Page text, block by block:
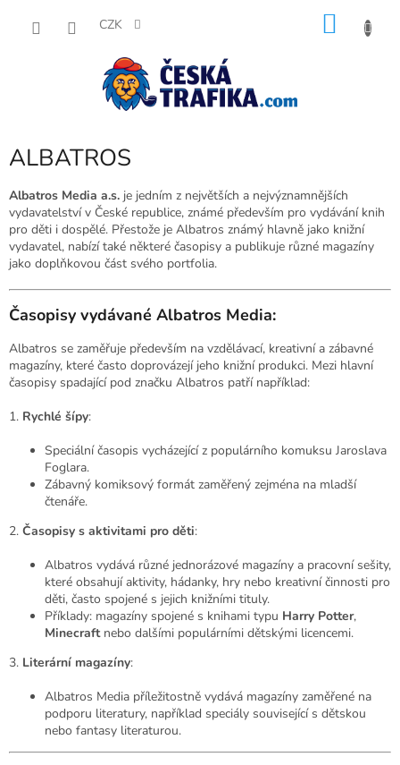
CZK
ALBATROS
Albatros Media a.s. je jedním z největších a nejvýznamnějších
vydavatelství v České republice, známé především pro vydávání knih
pro děti i dospělé. Přestože je Albatros známý hlavně jako knižní
vydavatel, nabízí také některé časopisy a publikuje různé magazíny
jako doplňkovou část svého portfolia.
Časopisy vydávané Albatros Media:
Albatros se zaměřuje především na vzdělávací, kreativní a zábavné
magazíny, které často doprovázejí jeho knižní produkci. Mezi hlavní
časopisy spadající pod značku Albatros patří například:
1. Rychlé šípy:
Speciální časopis vycházející z populárního komuksu Jaroslava
Foglara.
Zábavný komiksový formát zaměřený zejména na mladší
čtenáře.
2. Časopisy s aktivitami pro děti:
Albatros vydává různé jednorázové magazíny a pracovní sešity,
které obsahují aktivity, hádanky, hry nebo kreativní činnosti pro
děti, často spojené s jejich knižními tituly.
Příklady: magazíny spojené s knihami typu Harry Potter,
Minecraftnebo dalšími populárními dětskými licencemi.
3. Literární magazíny:
Albatros Media příležitostně vydává magazíny zaměřené na
podporu literatury, například speciály související s dětskou
nebo fantasy literaturou.